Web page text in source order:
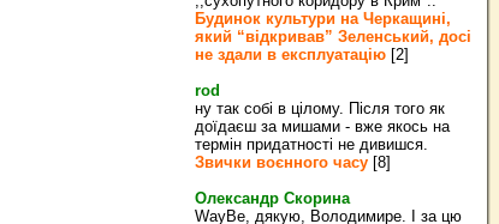
Будинок культури на Черкащині,
який “відкривав” Зеленський, досі
не здали в експлуатацію [2]
rod
ну так собі в цілому. Після того як
доїдаєш за мишами - вже якось на
термін придатності не дивишся.
Звички воєнного часу [8]
Олександр Скорина
WayBe, дякую, Володимире. І за цю